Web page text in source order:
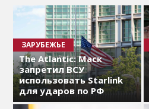
ЗАРУБЕЖЬЕ
The Atlantic: Маск
запретил ВСУ
использовать Starlink
для ударов по РФ